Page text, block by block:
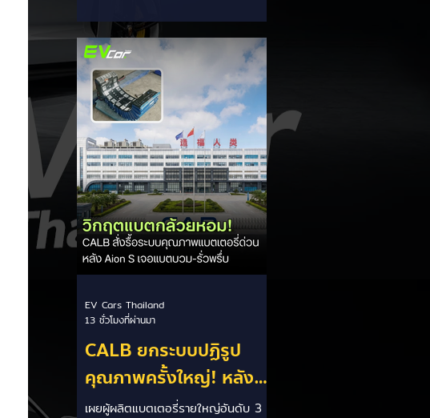
มาตรการจูงใจ (EV Incentive) ชุด
ใหม่ เพื่อเปลี่ยนผ่านจากการเป็นเพียง
"ตลาดผู้ซื้อ" ไปสู่การเป็น "ฐานการผลิต
หลักในภูมิภาคอาเซียน" ช้าไม่ได้เพื่อเร่ง
เปิดศึกแข่งกับประเทศไทย ยกระดับสู่
เฟสโรงงาน: เปลี่ยนจุดโฟกัสจากการ
อุดหนุนยอดขาย นำเข้า CBU มา
เป็นการดึงดูดค่ายรถให้เข้ามาลงทุนตั้ง
โรงงานผลิตในประเทศจริง ชูกฎเหล็ก
Local Content: กำหนดสัดส่วนการใช้
ชิ้นส่วนและวัตถ
CALB ยกระบบปฏิรูป
คุณภาพครั้งใหญ่! หลัง
เกิดวิกฤต "แบตเตอรี่
เผยผู้ผลิตแบตเตอรี่รายใหญ่อันดับ 3
EV Cars Thailand
13 ชั่วโมงที่ผ่านมา